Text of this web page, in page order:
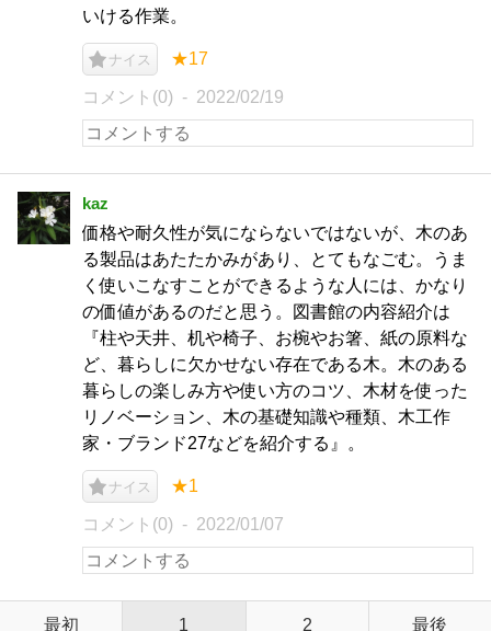
いける作業。
ナイス ★17
コメント(0) 2022/02/19
kaz
価格や耐久性が気にならないではないが、木のあ
る製品はあたたかみがあり、とてもなごむ。うま
く使いこなすことができるような人には、かなり
の価値があるのだと思う。図書館の内容紹介は
『柱や天井、机や椅子、お椀やお箸、紙の原料な
ど、暮らしに欠かせない存在である木。木のある
暮らしの楽しみ方や使い方のコツ、木材を使った
リノベーション、木の基礎知識や種類、木工作
家・ブランド27などを紹介する』。
ナイス ★1
コメント(0) 2022/01/07
最初 1 2 最後